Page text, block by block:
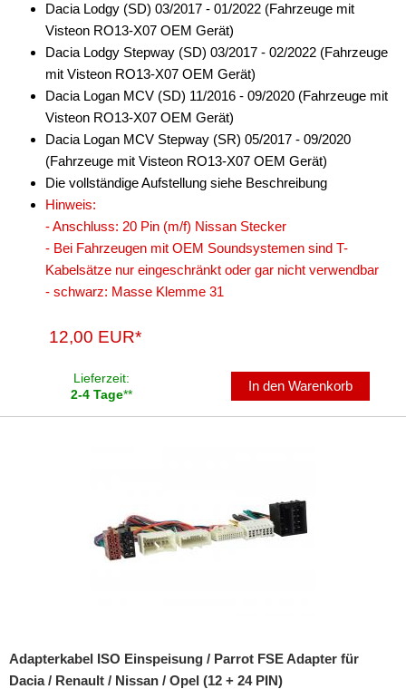
Dacia Lodgy (SD) 03/2017 - 01/2022 (Fahrzeuge mit
Visteon RO13-X07 OEM Gerät)
Dacia Lodgy Stepway (SD) 03/2017 - 02/2022 (Fahrzeuge
mit Visteon RO13-X07 OEM Gerät)
Dacia Logan MCV (SD) 11/2016 - 09/2020 (Fahrzeuge mit
Visteon RO13-X07 OEM Gerät)
Dacia Logan MCV Stepway (SR) 05/2017 - 09/2020
(Fahrzeuge mit Visteon RO13-X07 OEM Gerät)
Die vollständige Aufstellung siehe Beschreibung
Hinweis:
- Anschluss: 20 Pin (m/f) Nissan Stecker
- Bei Fahrzeugen mit OEM Soundsystemen sind T-
Kabelsätze nur eingeschränkt oder gar nicht verwendbar
- schwarz: Masse Klemme 31
12,00 EUR*
Lieferzeit:
2-4 Tage**
In den Warenkorb
Adapterkabel ISO Einspeisung / Parrot FSE Adapter für
Dacia / Renault / Nissan / Opel (12 + 24 PIN)